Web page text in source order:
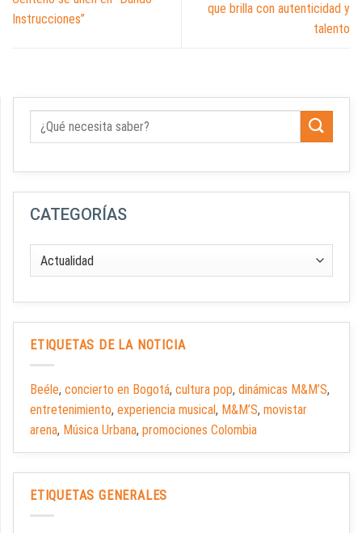
Instrucciones”
que brilla con autenticidad y
talento
CATEGORÍAS
ETIQUETAS DE LA NOTICIA
Beéle, concierto en Bogotá, cultura pop, dinámicas M&M’S,
entretenimiento, experiencia musical, M&M’S, movistar
arena, Música Urbana, promociones Colombia
ETIQUETAS GENERALES